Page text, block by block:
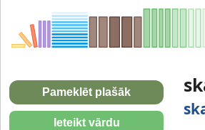
Pameklēt plašāk
Ieteikt vārdu